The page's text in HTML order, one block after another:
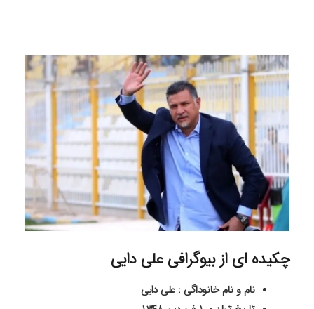
چکیده ای از بیوگرافی علی دایی
نام و نام خانوداگی : علی دایی